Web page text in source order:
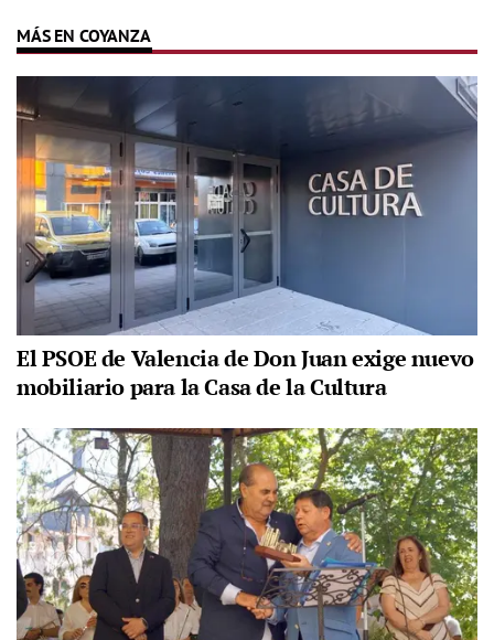
MÁS EN COYANZA
El PSOE de Valencia de Don Juan exige nuevo
mobiliario para la Casa de la Cultura